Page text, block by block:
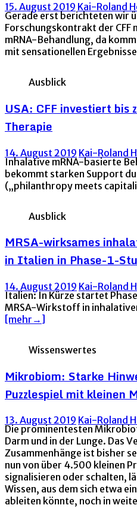
15. August 2019 Kai-Roland
Gerade erst berichteten wir
Forschungskontrakt der CFF
mRNA-Behandlung, da
mit sensationellen
Ausblick
USA: CFF investiert bis
Therapie
14. August 2019 Kai-Roland
Inhalative mRNA-basierte
bekommt starken Support
(„philanthropy meets
Ausblick
MRSA-wirksames
in Italien in Phase-1-
14. August 2019 Kai-Roland
Italien: In Kürze startet
MRSA-Wirkstoff in
[mehr→]
Wissenswertes
Mikrobiom: Starke
Puzzlespiel mit kleinen
13. August 2019 Kai-Roland
Die prominentesten
Darm und in der Lunge. Das
Zusammenhänge ist bisher
nun von über 4.500 kleinen
signalisieren oder schalten,
Wissen, aus dem sich etwa
ableiten könnte, noch in